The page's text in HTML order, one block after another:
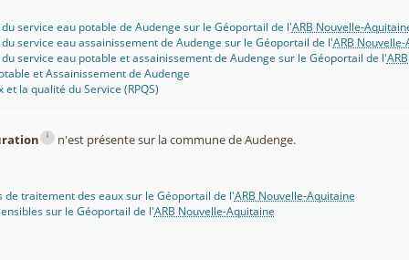
service eau potable de Audenge sur le Géoportail de l'ARB Nouvelle-
service eau assainissement de Audenge sur le Géoportail de l'ARB
service eau potable et assainissement de Audenge sur le Géoportail de l'
et Assainissement de Audenge
la qualité du Service (RPQS)
i n'est présente sur la commune de Audenge.
de traitement des eaux sur le Géoportail de l'ARB Nouvelle-Aquitaine
sur le Géoportail de l'ARB Nouvelle-Aquitaine